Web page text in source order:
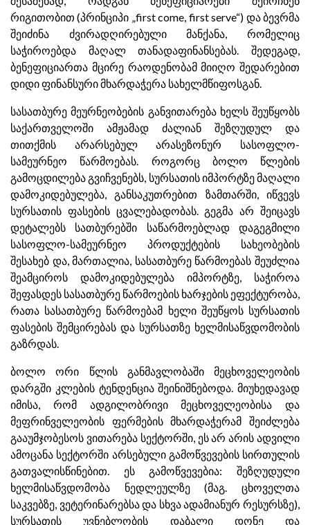
რიგითობით (პრინციპი „first come, first serve“) და ბევრმა
შეიძინა ძვირადღირებული მანქანა, რომელიც
საჭიროებდა მაღალ თანადაფინანსებას. შედეგად,
ბენეფიციართა მცირე რაოდენობამ მიიღო შედარებით
დიდი ფინანსური მხარდაჭერა სახელმწიფოსგან.
სასათბურე მეურნეობების განვითარება ხელს შეუწყობს
საქართველოში ამჟამად ძალიან შეზღუდულ და
თითქმის არარსებულ არასეზონურ სასოფლო-
სამეურნეო წარმოებას. როგორც ბოლო წლების
გამოცდილება გვიჩვენებს, სურსათის იმპორტზე მაღალი
დამოკიდებულება, განსაკუთრებით ზამთარში, იწვევს
სურსათის ფასების ცვალებადობას. გეგმა არ შეიცავს
დეტალებს სათბურებში საწარმოებლად დაგეგმილი
სასოფლო-სამეურნეო პროდუქტების სახეობების
შესახებ და, მართალია, სასათბურე წარმოებას შეუძლია
შეამციროს დამოკიდებულება იმპორტზე, საჭიროა
შეფასდეს სასათბურე წარმოების ხარჯების ეფექტურობა,
რათა სასათბურე წარმოებამ ხელი შეუწყოს სურსათის
ფასების შემცირებას და სურსათზე ხელმისაწვდომობის
გაზრდას.
ბოლო ორი წლის განმავლობაში მეცხოველეობის
დარგში კლების ტენდენცია შეინიშნებოდა. მიუხედავად
იმისა, რომ ადგილობრივი მეცხოველეობისა და
მეფრინველეობის ფერმების მხარდაჭერამ შეიძლება
გააუმჯობესოს ვითარება სექტორში, ეს არ არის ადვილი
ამოცანა სექტორში არსებული გამოწვევების სირთულის
გათვალისწინებით. ეს გამოწვევებია: შეზღუდული
ხელმისაწვდომობა ნედლეულზე (მაგ. ცხოველთა
საკვებზე, ვეტერინარებსა და სხვა ადამიანურ რესურსზე),
სურსათის უვნებლობის დაბალი დონე და